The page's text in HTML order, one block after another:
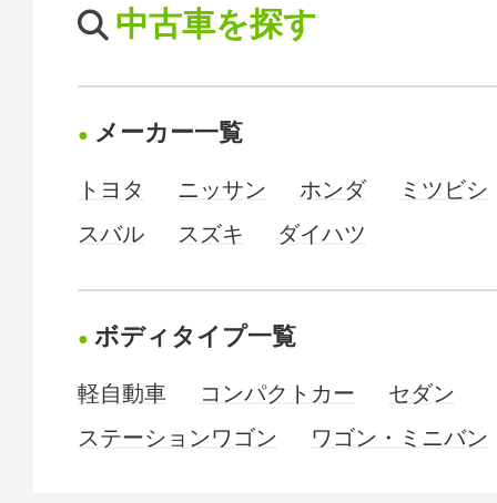
中古車を探す
メーカー一覧
トヨタ ニッサン ホンダ
ミツビシ
スバル
スズキ ダイハツ
ボディタイプ一覧
軽自動車 コンパクトカー
セダン
ステーションワゴン
ワゴン・ミニバン